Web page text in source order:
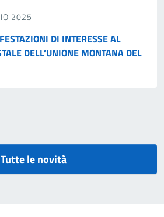
2025
DI INTERESSE AL
DELL’UNIONE MONTANA DEL
Tutte le novità